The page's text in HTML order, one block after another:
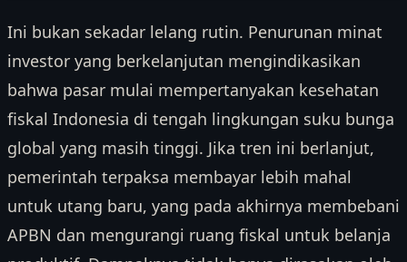
Ini bukan sekadar lelang rutin. Penurunan minat
investor yang berkelanjutan mengindikasikan
bahwa pasar mulai mempertanyakan kesehatan
fiskal Indonesia di tengah lingkungan suku bunga
global yang masih tinggi. Jika tren ini berlanjut,
pemerintah terpaksa membayar lebih mahal
untuk utang baru, yang pada akhirnya membebani
APBN dan mengurangi ruang fiskal untuk belanja